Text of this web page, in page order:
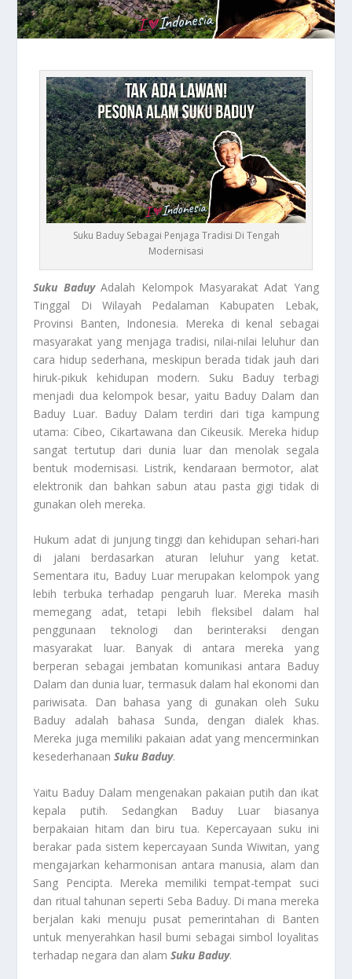
Suku Baduy Sebagai Penjaga Tradisi Di Tengah
Modernisasi
Suku BaduyAdalah Kelompok Masyarakat Adat Yang
Tinggal Di Wilayah Pedalaman Kabupaten Lebak,
Provinsi Banten, Indonesia. Mereka di kenal sebagai
masyarakat yang menjaga tradisi, nilai-nilai leluhur dan
cara hidup sederhana, meskipun berada tidak jauh dari
hiruk-pikuk kehidupan modern. Suku Baduy terbagi
menjadi dua kelompok besar, yaitu Baduy Dalam dan
Baduy Luar. Baduy Dalam terdiri dari tiga kampung
utama: Cibeo, Cikartawana dan Cikeusik. Mereka hidup
sangat tertutup dari dunia luar dan menolak segala
bentuk modernisasi. Listrik, kendaraan bermotor, alat
elektronik dan bahkan sabun atau pasta gigi tidak di
gunakan oleh mereka.
Hukum adat di junjung tinggi dan kehidupan sehari-hari
di jalani berdasarkan aturan leluhur yang ketat.
Sementara itu, Baduy Luar merupakan kelompok yang
lebih terbuka terhadap pengaruh luar. Mereka masih
memegang adat, tetapi lebih fleksibel dalam hal
penggunaan teknologi dan berinteraksi dengan
masyarakat luar. Banyak di antara mereka yang
berperan sebagai jembatan komunikasi antara Baduy
Dalam dan dunia luar, termasuk dalam hal ekonomi dan
pariwisata. Dan bahasa yang di gunakan oleh Suku
Baduy adalah bahasa Sunda, dengan dialek khas.
Mereka juga memiliki pakaian adat yang mencerminkan
kesederhanaan Suku Baduy.
Yaitu Baduy Dalam mengenakan pakaian putih dan ikat
kepala putih. Sedangkan Baduy Luar biasanya
berpakaian hitam dan biru tua. Kepercayaan suku ini
berakar pada sistem kepercayaan Sunda Wiwitan, yang
mengajarkan keharmonisan antara manusia, alam dan
Sang Pencipta. Mereka memiliki tempat-tempat suci
dan ritual tahunan seperti Seba Baduy. Di mana mereka
berjalan kaki menuju pusat pemerintahan di Banten
untuk menyerahkan hasil bumi sebagai simbol loyalitas
terhadap negara dan alam Suku Baduy.